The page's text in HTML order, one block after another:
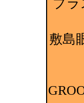
プ
敷島